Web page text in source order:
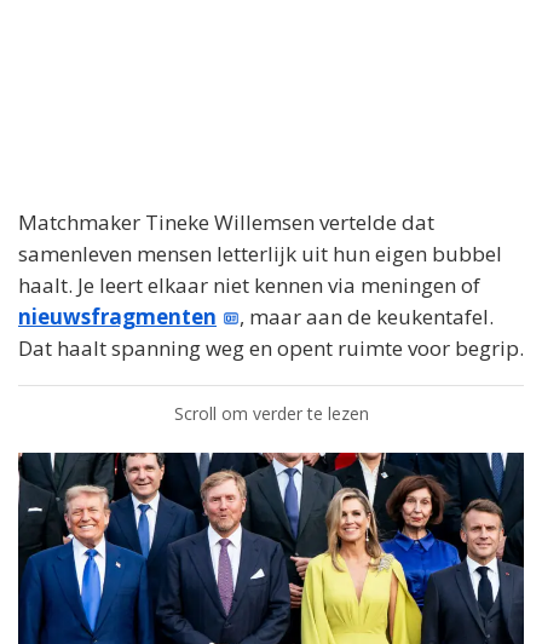
Matchmaker Tineke Willemsen vertelde dat
samenleven mensen letterlijk uit hun eigen bubbel
haalt. Je leert elkaar niet kennen via meningen of
nieuwsfragmenten
, maar aan de keukentafel.
Dat haalt spanning weg en opent ruimte voor begrip.
Scroll om verder te lezen